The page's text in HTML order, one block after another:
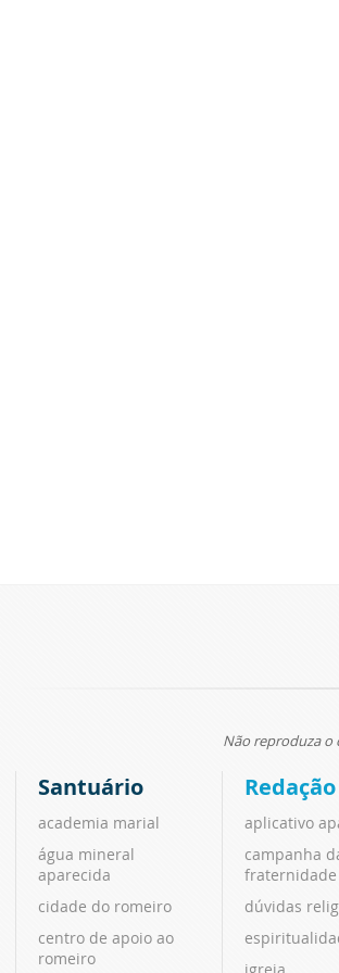
Não reproduza o
Santuário
academia marial
água mineral
aparecida
cidade do romeiro
centro de apoio ao
romeiro
Redação
aplicativo
campanha
fraternidade
dúvidas
igreja